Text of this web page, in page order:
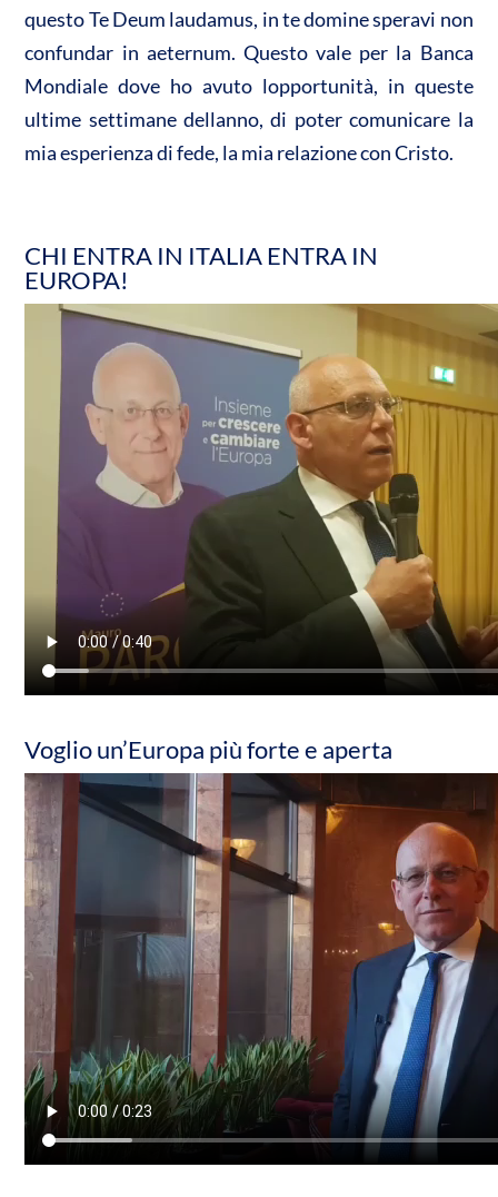
questo Te Deum laudamus, in te domine speravi non
confundar in aeternum. Questo vale per la Banca
Mondiale dove ho avuto lopportunità, in queste
ultime settimane dellanno, di poter comunicare la
mia esperienza di fede, la mia relazione con Cristo.
CHI ENTRA IN ITALIA ENTRA IN
EUROPA!
Voglio un’Europa più forte e aperta